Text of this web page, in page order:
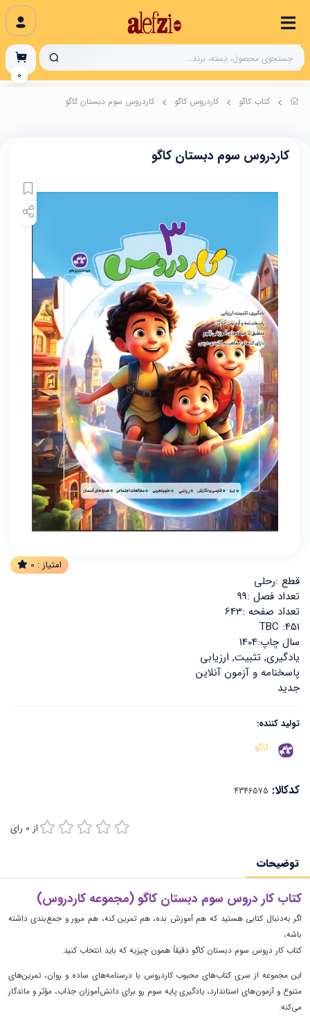
کتاب کاگو کاردروس کاگو کاردروس سوم دبستان کاگو
کاردروس سوم دبستان کاگو
امتیاز : 0
قطع :رحلی
تعداد فصل :99
تعداد صفحه :643
TBC :451
سال چاپ:1404
یادگیری, تثبیت, ارزیابی
پاسخنامه و آزمون آنلاین
جدید
تولید کننده:
کاگو
کدکالا:
از 0 رای
توضیحات
کتاب کار دروس سوم دبستان کاگو (مجموعه کاردروس)
اگر به‌دنبال کتابی هستید که هم آموزش بده، هم تمرین کنه، هم مرور و جمع‌بندی داشته
باشه،
کتاب کار دروس سوم دبستان کاگو دقیقاً همون چیزیه که باید انتخاب کنید.
این مجموعه از سری کتاب‌های محبوب کاردروس با درسنامه‌های ساده و روان، تمرین‌های
متنوع و آزمون‌های استاندارد، یادگیری پایه سوم رو برای دانش‌آموزان جذاب، مؤثر و ماندگار
می‌کنه.
0